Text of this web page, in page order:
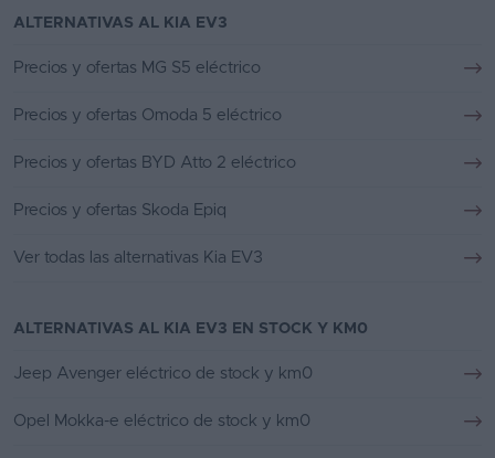
ALTERNATIVAS AL KIA EV3
Precios y ofertas MG S5 eléctrico
Precios y ofertas Omoda 5 eléctrico
Precios y ofertas BYD Atto 2 eléctrico
Precios y ofertas Skoda Epiq
Ver todas las alternativas Kia EV3
ALTERNATIVAS AL KIA EV3 EN STOCK Y KM0
Jeep Avenger eléctrico de stock y km0
Opel Mokka-e eléctrico de stock y km0